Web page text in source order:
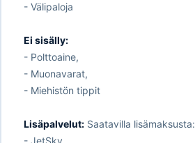
- Välipaloja
Ei sisälly:
- Polttoaine,
- Muonavarat,
- Miehistön tippit
Lisäpalvelut:Saatavilla lisämaksusta: